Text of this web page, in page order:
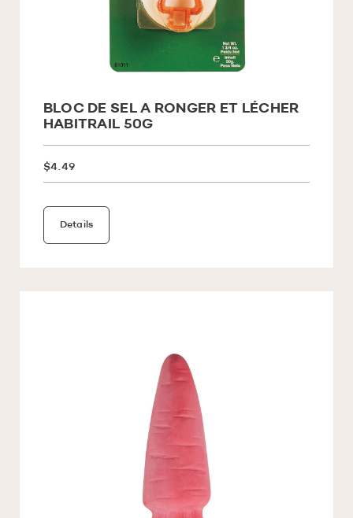
BLOC DE SEL A RONGER ET LÉCHER
HABITRAIL 50G
$4.49
Details